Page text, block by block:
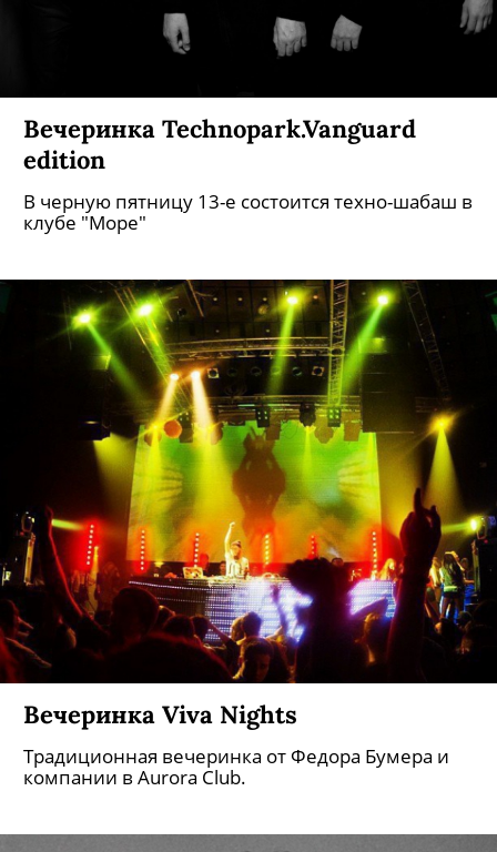
Вечеринка Technopark.Vanguard
edition
В черную пятницу 13-е состоится техно-шабаш в
клубе "Море"
Вечеринка Viva Nights
Традиционная вечеринка от Федора Бумера и
компании в Aurora Club.